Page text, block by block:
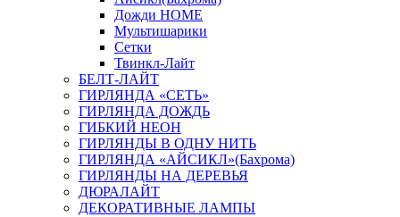
Дожди HOME
Мультишарики
Сетки
Твинкл-Лайт
БЕЛТ-ЛАЙТ
ГИРЛЯНДА «СЕТЬ»
ГИРЛЯНДА ДОЖДЬ
ГИБКИЙ НЕОН
ГИРЛЯНДЫ В ОДНУ НИТЬ
ГИРЛЯНДА «АЙСИКЛ»(Бахрома)
ГИРЛЯНДЫ НА ДЕРЕВЬЯ
ДЮРАЛАЙТ
ДЕКОРАТИВНЫЕ ЛАМПЫ